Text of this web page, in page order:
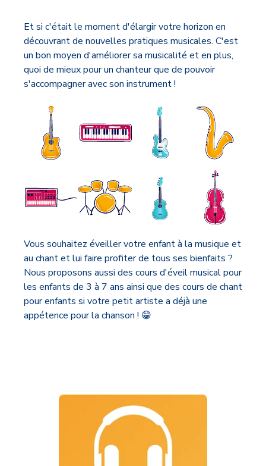
Et si c'était le moment d'élargir votre horizon en
découvrant de nouvelles pratiques musicales. C'est
un bon moyen d'améliorer sa musicalité et en plus,
quoi de mieux pour un chanteur que de pouvoir
s'accompagner avec son instrument !
Vous souhaitez éveiller votre enfant à la musique et
au chant et lui faire profiter de tous ses bienfaits ?
Nous proposons aussi des cours d'éveil musical pour
les enfants de 3 à 7 ans ainsi que des cours de chant
pour enfants si votre petit artiste a déjà une
appétence pour la chanson ! 😁